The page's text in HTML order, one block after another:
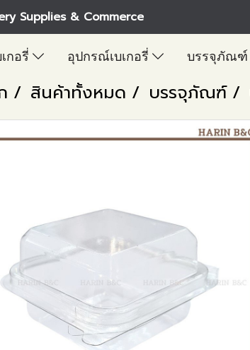
Supplies & Commerce
กอรี่ อุปกรณ์เบเกอรี่ บรรจุภัณฑ์
สินค้าทั้งหมด บรรจุภัณฑ์